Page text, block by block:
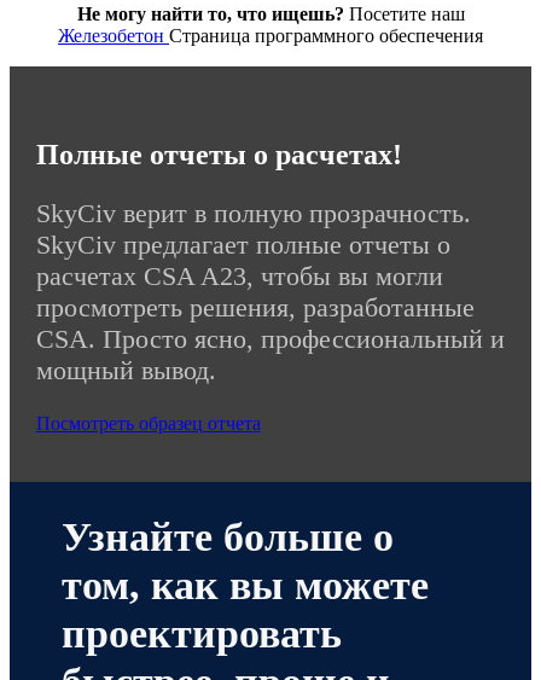
Не могу найти то, что ищешь? Посетите наш
Железобетон Страница программного обеспечения
Полные отчеты о расчетах!
SkyCiv верит в полную прозрачность.
SkyCiv предлагает полные отчеты о
расчетах CSA A23, чтобы вы могли
просмотреть решения, разработанные
CSA. Просто ясно, профессиональный и
мощный вывод.
Посмотреть образец отчета
Узнайте больше о
том, как вы можете
проектировать